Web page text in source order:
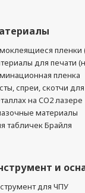
пленки
для печати
пленка
спреи, скотчи
на CO2 лазере
материалы
табличек Брайля
и
для ЧПУ